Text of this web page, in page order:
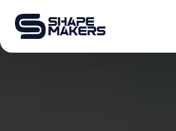
O & P
Mobiliteit